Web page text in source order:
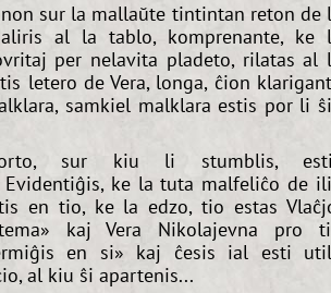
sur la mallaŭte tintintan reton de
al la tablo, komprenante, ke
per nelavita pladeto, rilatas al
letero de Vera, longa, ĉion
samkiel malklara estis por li
sur kiu li stumblis,
Evidentiĝis, ke la tuta malfeliĉo de
en tio, ke la edzo, tio estas
kaj Vera Nikolajevna pro
en si» kaj ĉesis ial esti
al kiu ŝi apartenis...